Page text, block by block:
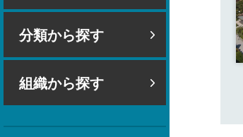
分類から探す
組織から探す